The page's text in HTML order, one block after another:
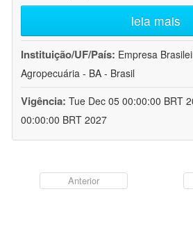
leia mais
Instituição/UF/País: Empresa
Agropecuária - BA - Brasil
Vigência: Tue Dec 05 00:00:00 BRT
00:00:00 BRT 2027
Anterior